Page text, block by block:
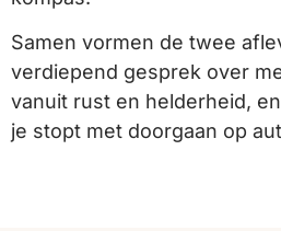
Samen vormen de twee
verdiepend gesprek over
vanuit rust en helderheid,
je stopt met doorgaan op